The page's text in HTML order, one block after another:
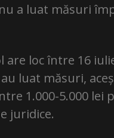
a luat măsuri
are loc între 16
luat măsuri,
1.000-5.000 lei
juridice.